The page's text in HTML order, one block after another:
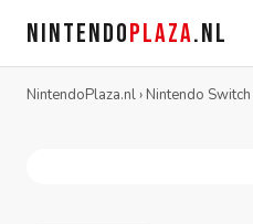
NINTENDOPLAZA.NL
NintendoPlaza.nl› Nintendo Switch